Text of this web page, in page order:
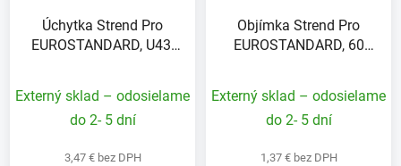
Úchytka Strend Pro
EUROSTANDARD, U43,
Externý sklad – odosielame
do 2- 5 dní
3,47 € bez DPH
Objímka Strend Pro
EUROSTANDARD, 60
okrúhly stĺpik
Externý sklad – odosielame
do 2- 5 dní
1,37 € bez DPH